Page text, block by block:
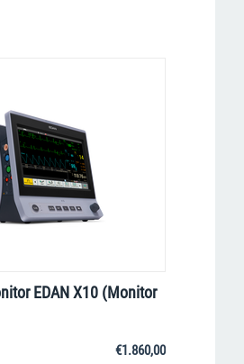
EDAN X10 (Monitor
€1.860,00